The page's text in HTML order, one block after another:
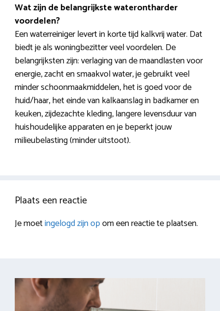
Wat zijn de belangrijkste waterontharder
voordelen?
Een waterreiniger levert in korte tijd kalkvrij water. Dat
biedt je als woningbezitter veel voordelen. De
belangrijksten zijn: verlaging van de maandlasten voor
energie, zacht en smaakvol water, je gebruikt veel
minder schoonmaakmiddelen, het is goed voor de
huid/haar, het einde van kalkaanslag in badkamer en
keuken, zijdezachte kleding, langere levensduur van
huishoudelijke apparaten en je beperkt jouw
milieubelasting (minder uitstoot).
Plaats een reactie
Je moetingelogd zijn opom een reactie te plaatsen.